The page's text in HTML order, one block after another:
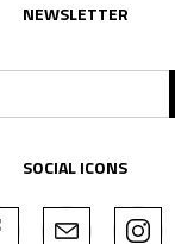
NEWSLETTER
SOCIAL ICONS